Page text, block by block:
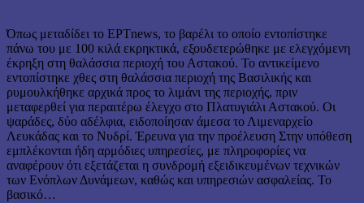
Όπως μεταδίδει το ΕΡΤnews, το βαρέλι το οποίο εντοπίστηκε
πάνω του με 100 κιλά εκρηκτικά, εξουδετερώθηκε με ελεγχόμενη
έκρηξη στη θαλάσσια περιοχή του Αστακού. Το αντικείμενο
εντοπίστηκε χθες στη θαλάσσια περιοχή της Βασιλικής και
ρυμουλκήθηκε αρχικά προς το λιμάνι της περιοχής, πριν
μεταφερθεί για περαιτέρω έλεγχο στο Πλατυγιάλι Αστακού. Οι
ψαράδες, δύο αδέλφια, ειδοποίησαν άμεσα το Λιμεναρχείο
Λευκάδας και το Νυδρί. Έρευνα για την προέλευση Στην υπόθεση
εμπλέκονται ήδη αρμόδιες υπηρεσίες, με πληροφορίες να
αναφέρουν ότι εξετάζεται η συνδρομή εξειδικευμένων τεχνικών
των Ενόπλων Δυνάμεων, καθώς και υπηρεσιών ασφαλείας. Το
βασικό…